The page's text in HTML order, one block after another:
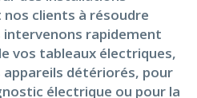
clients à résoudre
intervenons rapidement
vos tableaux électriques,
détériorés, pour
électrique ou pour la